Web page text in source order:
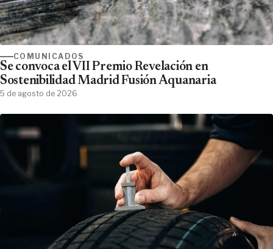
COMUNICADOS
Se convoca el VII Premio Revelación en
Sostenibilidad Madrid Fusión Aquanaria
5 de agosto de 2026